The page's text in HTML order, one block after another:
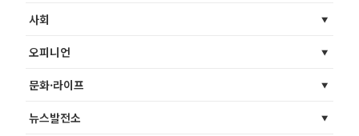
사회
오피니언
문화·라이프
뉴스발전소